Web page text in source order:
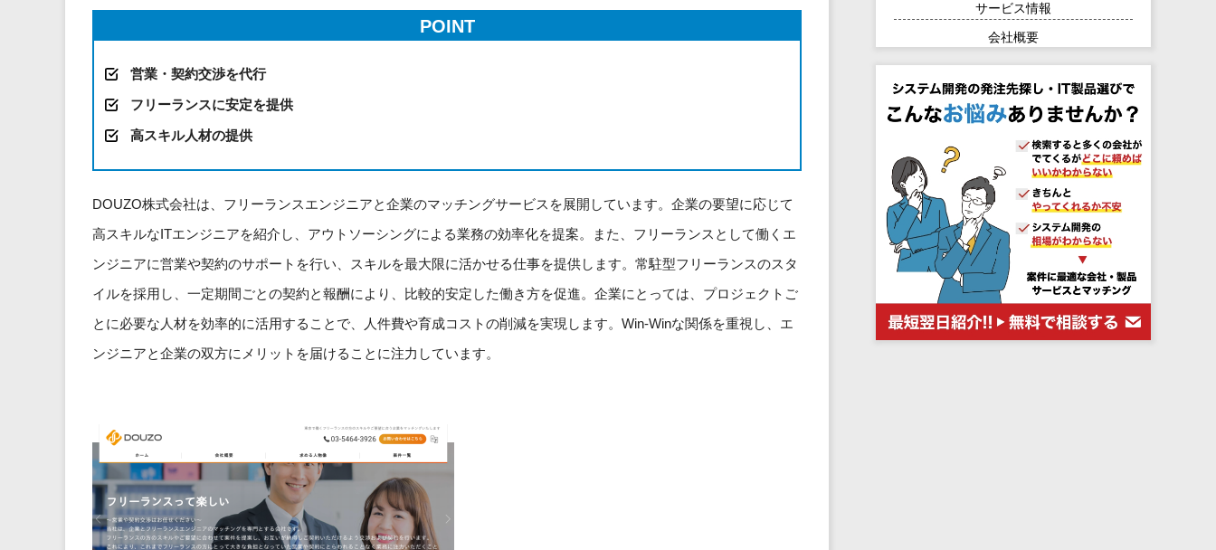
POINT
営業・契約交渉を代行
フリーランスに安定を提供
高スキル人材の提供
DOUZO株式会社は、フリーランスエンジニアと企業のマッチングサービスを展開しています。企業の要望に応じて
高スキルなITエンジニアを紹介し、アウトソーシングによる業務の効率化を提案。また、フリーランスとして働くエ
ンジニアに営業や契約のサポートを行い、スキルを最大限に活かせる仕事を提供します。常駐型フリーランスのスタ
イルを採用し、一定期間ごとの契約と報酬により、比較的安定した働き方を促進。企業にとっては、プロジェクトご
とに必要な人材を効率的に活用することで、人件費や育成コストの削減を実現します。Win-Winな関係を重視し、エ
ンジニアと企業の双方にメリットを届けることに注力しています。
サービス情報
会社概要